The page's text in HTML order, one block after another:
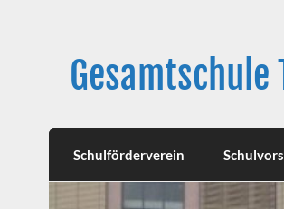
Schulförderverein